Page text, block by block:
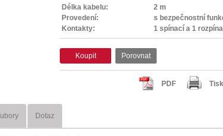
Délka kabelu:
2 m
Provedení:
s bezpečnostní
Kontakty:
1 spínací a 1
Koupit Porovnat
Tisk
PDF
Dotaz